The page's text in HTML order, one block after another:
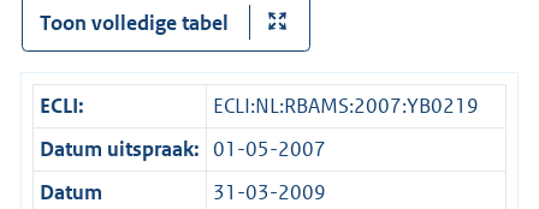
Toon volledige tabel
ECLI:
ECLI:NL:RBAMS:2007:YB0219
Datum uitspraak: 01-05-2007
Datum
31-03-2009